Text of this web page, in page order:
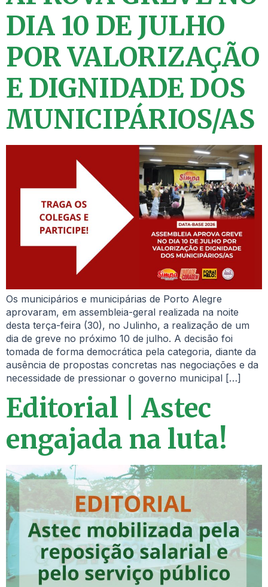
DIA 10 DE JULHO
POR VALORIZAÇÃO
E DIGNIDADE DOS
MUNICIPÁRIOS/AS
Os municipários e municipárias de Porto Alegre
aprovaram, em assembleia-geral realizada na noite
desta terça-feira (30), no Julinho, a realização de um
dia de greve no próximo 10 de julho. A decisão foi
tomada de forma democrática pela categoria, diante da
ausência de propostas concretas nas negociações e da
necessidade de pressionar o governo municipal […]
Editorial | Astec
engajada na luta!